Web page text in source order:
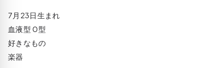
7月23日生まれ
血液型 0型
好きなもの
楽器